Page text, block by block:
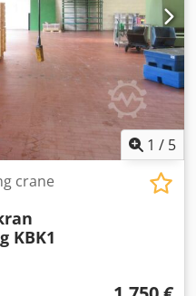
stanje, pogledajte slike
Isporuka po
samo po zakazanoj
šine su na lageru !
lageru. Tovar 125KG -
o vašoj pisti sa
1 / 5
crane
KBK1